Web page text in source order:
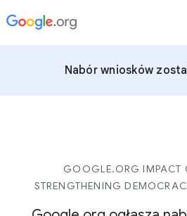
Nabór wniosków
GOOGLE.ORG IMPACT
STRENGTHENING